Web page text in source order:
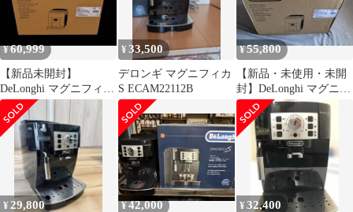
¥60,999
【新品未開封】
DeLonghi マグニフィカ
S ECAM22112B デロン
ギ
¥33,500
デロンギ マグニフィカ
S ECAM22112B
¥55,800
【新品・未使用・未開
封】DeLonghi マグニフ
ィカS ECAM22112B
¥ 29,800 ¥42,000 ¥32,400